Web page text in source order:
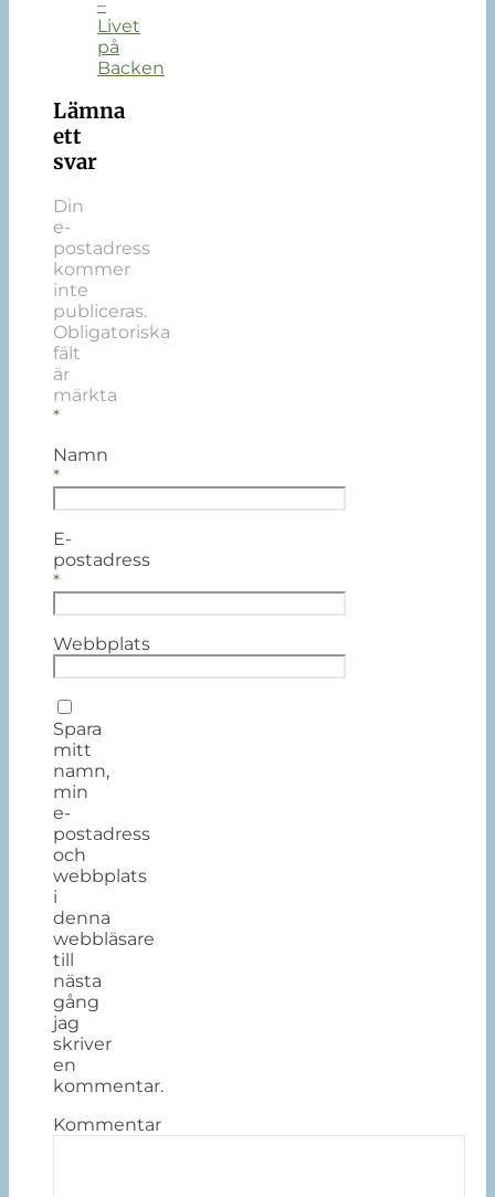
–
Livet
på
Backen
Lämna
ett
svar
Din
e-
postadress
kommer
inte
publiceras.
Obligatoriska
fält
är
märkta
*
Namn
*
E-
postadress
*
Webbplats
Spara
mitt
namn,
min
e-
postadress
och
webbplats
i
denna
webbläsare
till
nästa
gång
jag
skriver
en
kommentar.
Kommentar